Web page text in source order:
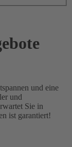
und eine
und
Sie in
ist garantiert!